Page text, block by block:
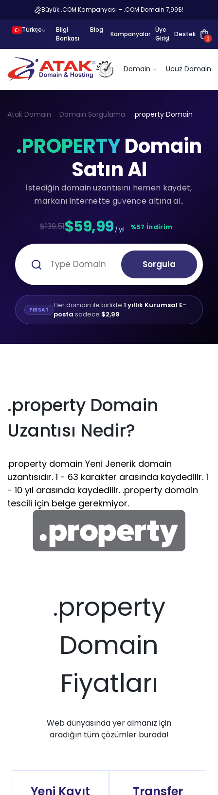
Büyük .COM Kampanyası – .COM Domain 7,99$!
Türkçe
Bilgi
Bankası
Blog
Kampanyalar
Üye
Girişi
Destek
0
Domain Ucuz Domain
Atak Domain Domain Sorgulama .property Domain
.PROPERTYDomain
Satın Al
İstediğin domain uzantısını hemen kaydet,
markanı internette güvence altına al..
$139.51$59,99 / yıl %57 İndirim
Sorgula
FIRSAT Her domain ile birlikte 1 yıllık Kurumsal E-
posta sadece $2,99
.property Domain
Uzantısı Nedir?
.property domain Yeni Jenerik domain
uzantısıdır. 1 - 63 karakter arasında kaydedilir. 1
- 10 yıl arasında kaydedilir. .property domain
tescili için belge gerekmiyor.
.property
Domain
Fiyatları
Web dünyasında yer almanız için
aradığın tüm çözümler burada!
Yeni Kayıt Transfer